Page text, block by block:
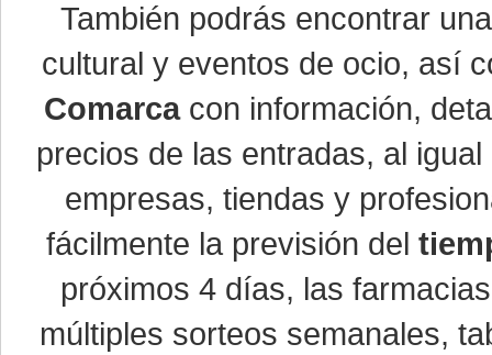
También podrás encontrar
cultural y eventos de ocio, así
Comarcacon información,
precios de las entradas, al
empresas, tiendas y
fácilmente la previsión del
próximos 4 días, las
múltiples sorteos semanales,